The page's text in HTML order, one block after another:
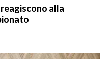
alla